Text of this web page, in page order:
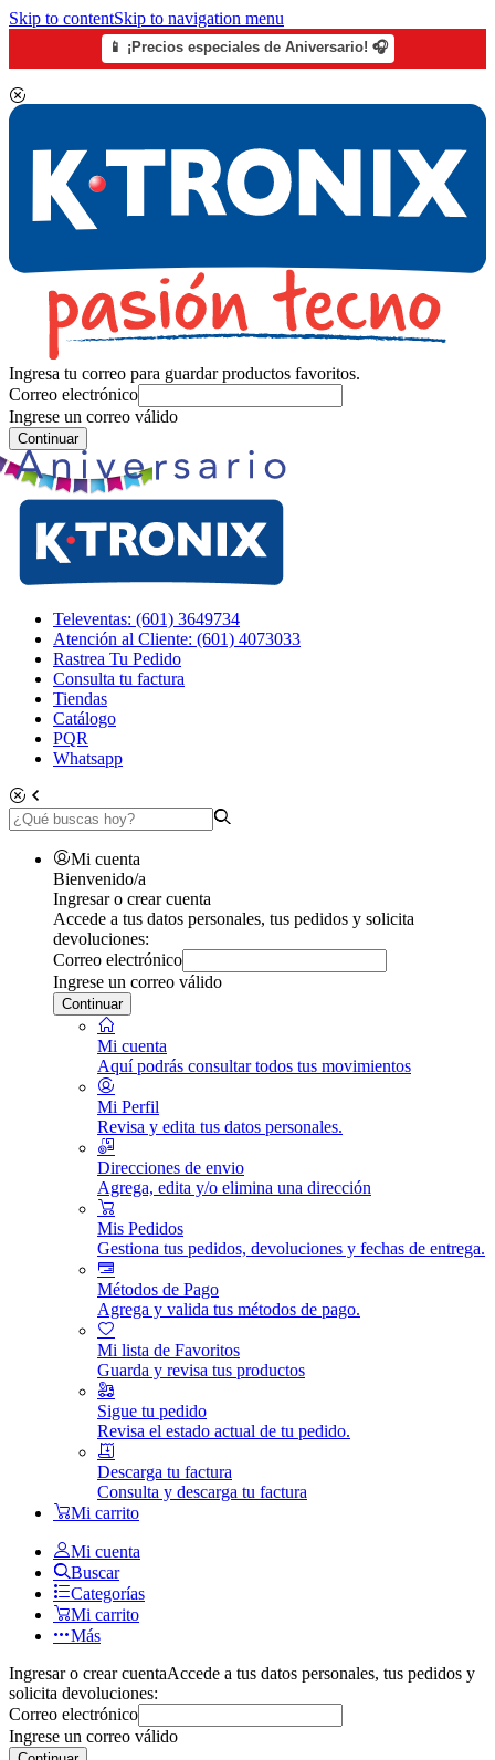
Skip to contentSkip to navigation menu
📱 ¡Precios especiales de Aniversario! 🎧
Ingresa tu correo para guardar productos favoritos.
Correo electrónico
Ingrese un correo válido
Continuar
Televentas: (601) 3649734
Atención al Cliente: (601) 4073033
Rastrea Tu Pedido
Consulta tu factura
Tiendas
Catálogo
PQR
Whatsapp
Mi cuenta
Bienvenido/a
Ingresar o crear cuenta
Accede a tus datos personales, tus pedidos y solicita
devoluciones:
Correo electrónico
Ingrese un correo válido
Continuar
Mi cuenta
Aquí podrás consultar todos tus movimientos
Mi Perfil
Revisa y edita tus datos personales.
Direcciones de envio
Agrega, edita y/o elimina una dirección
Mis Pedidos
Gestiona tus pedidos, devoluciones y fechas de entrega.
Métodos de Pago
Agrega y valida tus métodos de pago.
Mi lista de Favoritos
Guarda y revisa tus productos
Sigue tu pedido
Revisa el estado actual de tu pedido.
Descarga tu factura
Consulta y descarga tu factura
Mi carrito
Mi cuenta
Buscar
Categorías
Mi carrito
Más
Ingresar o crear cuentaAccede a tus datos personales, tus pedidos y
solicita devoluciones:
Correo electrónico
Ingrese un correo válido